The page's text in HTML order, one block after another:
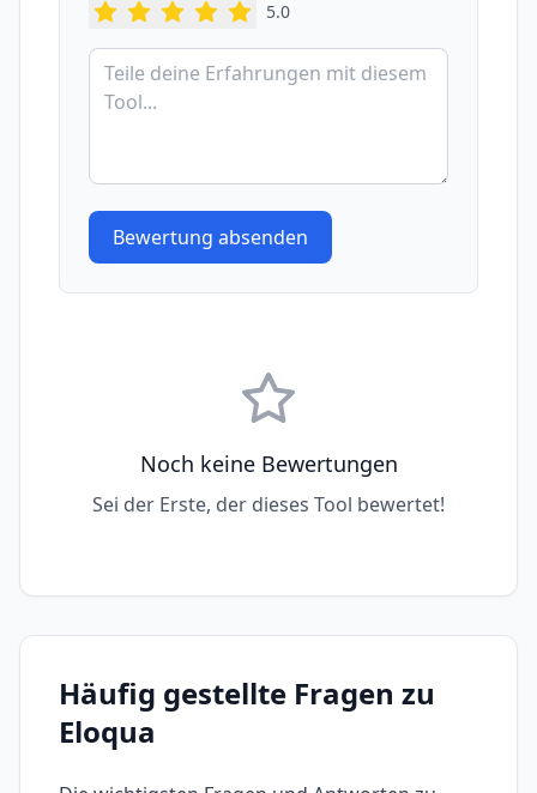
5.0
Bewertung absenden
Noch keine Bewertungen
Sei der Erste, der dieses Tool bewertet!
Häufig gestellte Fragen zu
Eloqua